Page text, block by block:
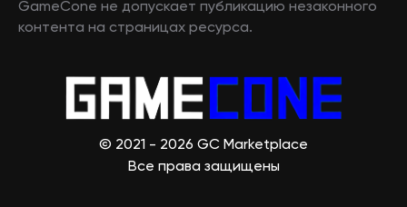
GameCone не допускает публикацию незаконного
контента на страницах ресурса.
© 2021 - 2026 GC Marketplace
Все права защищены